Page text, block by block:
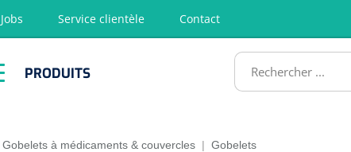
Jobs Service clientèle Contact
PRODUITS
Réanimation
Gobelets à médicaments & couvercles | Gobelets